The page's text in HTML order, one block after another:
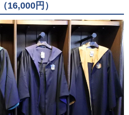
16,000円）